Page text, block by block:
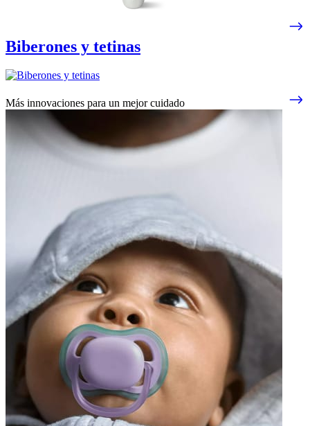
Biberones y tetinas
Más innovaciones para un mejor cuidado